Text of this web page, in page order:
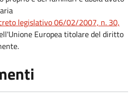
legislativo 06/02/2007, n. 30,
Europea titolare del diritto